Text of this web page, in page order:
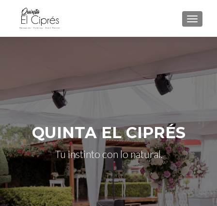
QUINTA EL CIPRÉS
Tu instinto con lo natural.